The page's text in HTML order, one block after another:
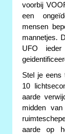
voorbij
een
mensen
mannetjes.
UFO
Stel je eens
10
aarde
midden
aarde op